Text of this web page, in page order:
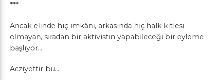
***
Ancak elinde hiç imkânı, arkasında hiç halk kitlesi
olmayan, sıradan bir aktivistin yapabileceği bir eyleme
başlıyor…
Acziyettir bu…